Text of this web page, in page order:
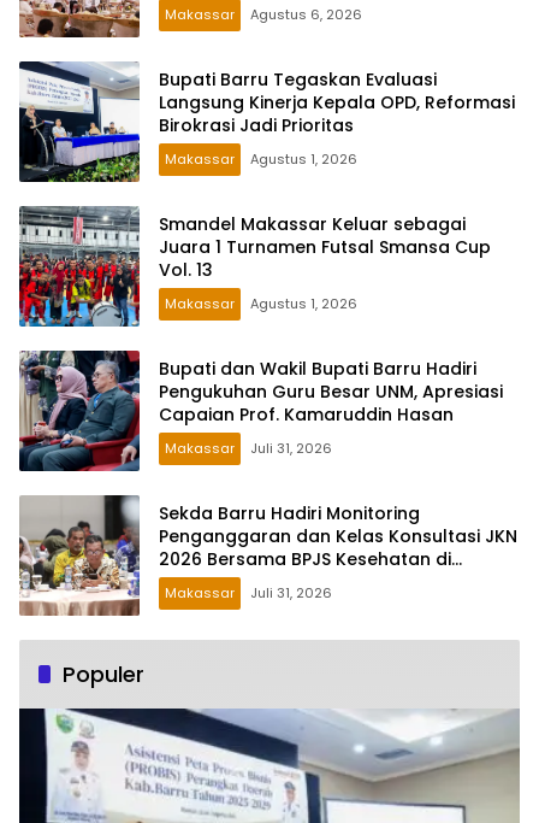
Makassar Agustus 6, 2026
Bupati Barru Tegaskan Evaluasi
Langsung Kinerja Kepala OPD, Reformasi
Birokrasi Jadi Prioritas
Makassar Agustus 1, 2026
Smandel Makassar Keluar sebagai
Juara 1 Turnamen Futsal Smansa Cup
Vol. 13
Makassar Agustus 1, 2026
Bupati dan Wakil Bupati Barru Hadiri
Pengukuhan Guru Besar UNM, Apresiasi
Capaian Prof. Kamaruddin Hasan
Makassar Juli 31, 2026
Sekda Barru Hadiri Monitoring
Penganggaran dan Kelas Konsultasi JKN
2026 Bersama BPJS Kesehatan di
Makassar
Makassar Juli 31, 2026
Populer